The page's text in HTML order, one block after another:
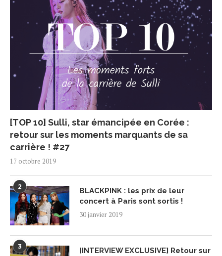
[TOP 10] Sulli, star émancipée en Corée :
retour sur les moments marquants de sa
carrière ! #27
17 octobre 2019
2
BLACKPINK : les prix de leur
concert à Paris sont sortis !
30 janvier 2019
3
[INTERVIEW EXCLUSIVE] Retour sur